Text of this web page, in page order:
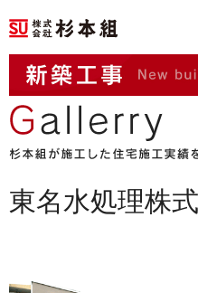
東名水処理株